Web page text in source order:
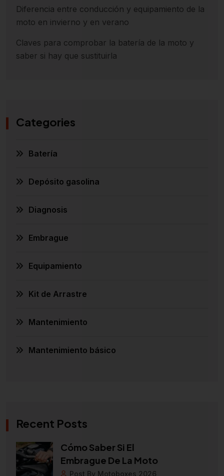
Diferencia entre conducción y equipamiento de la
moto en invierno y en verano
Claves para comprobar la batería de la moto y
saber si hay que sustituirla
Categories
Batería
Depósito gasolina
Diagnosis
Embrague
Equipamiento
Kit de Arrastre
Mantenimiento
Mantenimiento básico
Recent Posts
Cómo Saber Si El
Embrague De La Moto
Post By Motoboxes 2026